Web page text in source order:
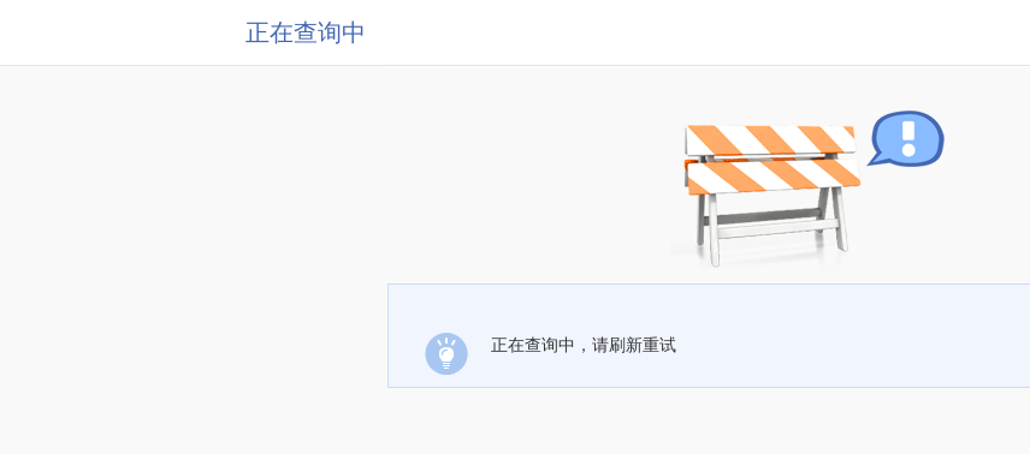
正在查询中
正在查询中，请刷新重试